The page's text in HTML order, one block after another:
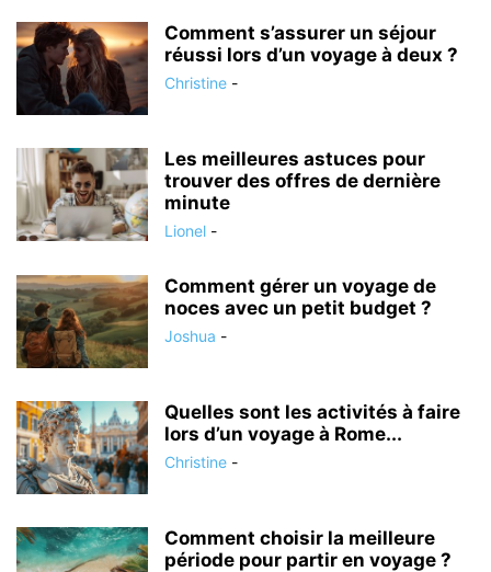
Comment s’assurer un séjour
réussi lors d’un voyage à deux ?
Christine -
Les meilleures astuces pour
trouver des offres de dernière
minute
Lionel -
Comment gérer un voyage de
noces avec un petit budget ?
Joshua -
Quelles sont les activités à faire
lors d’un voyage à Rome...
Christine -
Comment choisir la meilleure
période pour partir en voyage ?